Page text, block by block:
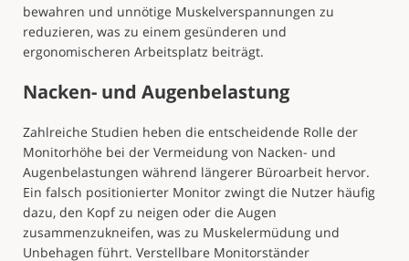
bewahren und unnötige Muskelverspannungen zu
reduzieren, was zu einem gesünderen und
ergonomischeren Arbeitsplatz beiträgt.
Nacken- und Augenbelastung
Zahlreiche Studien heben die entscheidende Rolle der
Monitorhöhe bei der Vermeidung von Nacken- und
Augenbelastungen während längerer Büroarbeit hervor.
Ein falsch positionierter Monitor zwingt die Nutzer häufig
dazu, den Kopf zu neigen oder die Augen
zusammenzukneifen, was zu Muskelermüdung und
Unbehagen führt. Verstellbare Monitorständer